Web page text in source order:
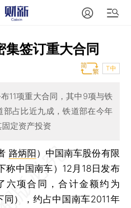
集签订重大合同
T中
11项重大合同，其中9项与铁
部占比近九成，铁道部在今年
定资产投资
路炳阳 ） 中国南车股份有限
称中国南车）12月18日发布
六项合同，合计金额约为
），约占中国南车2011年